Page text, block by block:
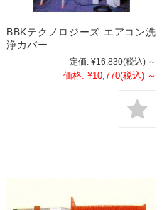
BBKテクノロジーズ エアコン洗
浄カバー
定価: ¥16,830(税込) ～
価格: ¥10,770(税込) ～